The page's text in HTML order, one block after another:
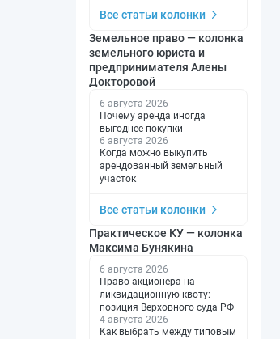
Все статьи колонки
Земельное право — колонка
земельного юриста и
предпринимателя Алены
Докторовой
6 августа 2026
Почему аренда иногда
выгоднее покупки
6 августа 2026
Когда можно выкупить
арендованный земельный
участок
Все статьи колонки
Практическое КУ — колонка
Максима Бунякина
6 августа 2026
Право акционера на
ликвидационную квоту:
позиция Верховного суда РФ
4 августа 2026
Как выбрать между типовым